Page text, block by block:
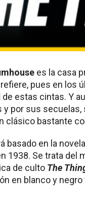
es la casa
pues en los
estas cintas. Y
y por sus secuelas,
clásico bastante
basado en la novela
1938. Se trata
de culto The
en blanco y negro